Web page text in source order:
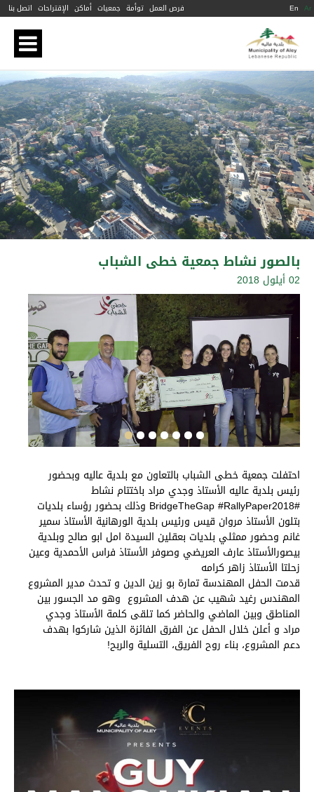
اتصل بنا الإقتراحات أماكن جمعيات توأمة فرص العمل En Ar
بالصور نشاط جمعية خطى الشباب
02 أيلول 2018
احتفلت جمعية خطى الشباب بالتعاون مع بلدية عاليه وبحضور
رئيس بلدية عاليه الأستاذ وجدي مراد باختتام نشاط
#BridgeTheGap #RallyPaper2018 وذلك بحضور رؤساء بلديات
بتلون الأستاذ مروان قيس ورئيس بلدية الورهانية الأستاذ سمير
غانم وحضور ممثلي بلديات بعقلين السيدة امل ابو صالح وبلدية
بيصورالأستاذ عارف العريضي وصوفر الأستاذ فراس الأحمدية وعين
زحلتا الأستاذ زاهر كرامه
قدمت الحفل المهندسة تمارة بو زين الدين و تحدث مدير المشروع
المهندس رغيد شهيب عن هدف المشروع وهو مد الجسور بين
المناطق وبين الماضي والحاضر كما تلقى كلمة الأستاذ وجدي
مراد و أعلن خلال الحفل عن الفرق الفائزة الذين شاركوا بهدف
دعم المشروع، بناء روح الفريق، التسلية والربح!